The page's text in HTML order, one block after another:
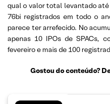
qual o valor total levantado
76bi registrados em todo o
parece ter arrefecido. No
apenas 10 IPOs de SPACs,
fevereiro e mais de 100
Gostou do conteúdo?